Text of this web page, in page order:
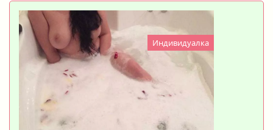
Индивидуалка